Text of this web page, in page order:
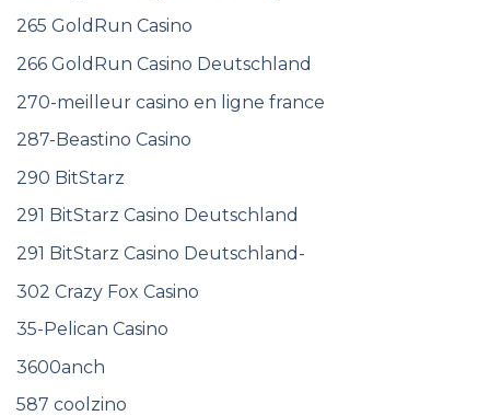
265 GoldRun Casino
266 GoldRun Casino Deutschland
270-meilleur casino en ligne france
287-Beastino Casino
290 BitStarz
291 BitStarz Casino Deutschland
291 BitStarz Casino Deutschland-
302 Crazy Fox Casino
35-Pelican Casino
3600anch
587 coolzino